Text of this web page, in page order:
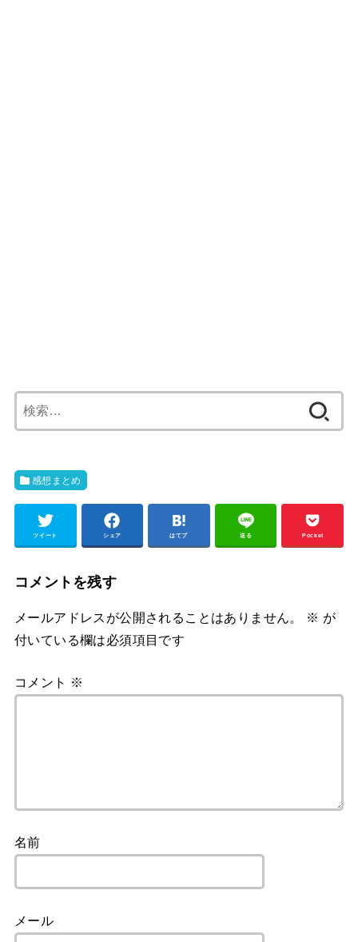
索:
感想まとめ
ツイート シェア はてブ 送る Pocket
コメントを残す
メールアドレスが公開されることはありません。 ※ が
付いている欄は必須項目です
コメント ※
名前
メール